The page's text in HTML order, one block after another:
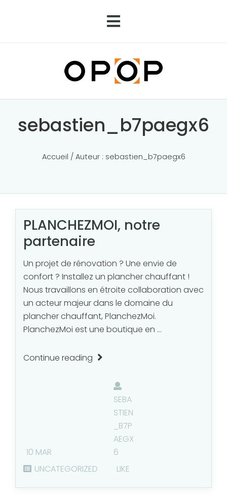
sebastien_b7paegx6
Accueil / Auteur : sebastien_b7paegx6
PLANCHEZMOI, notre
partenaire
Un projet de rénovation ? Une envie de
confort ? Installez un plancher chauffant !
Nous travaillons en étroite collaboration avec
un acteur majeur dans le domaine du
plancher chauffant, PlanchezMoi.
PlanchezMoi est une boutique en ...
Continue reading
10 MAR
SEBA
STIEN
_B7P
AEGX
6
UNCATEGORIZED
LIKE